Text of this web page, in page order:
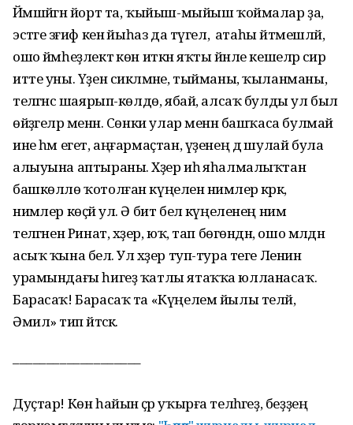
Йәмшәйгән йорт та, ҡыйыш-мыйыш ҡоймалар ҙа,
эстәге зәғиф кенә йыһаз да түгел, ә атаһы әйтмешләй,
ошо йәмһеҙлектә көн иткән яҡты йәнле кешеләр әсир
итте уны. Үҙен сикләмәне, тыйманы, ҡыланманы,
теләгәнсә шаярып-көлдө, ябай, алсаҡ булды ул был
өйҙәгеләр менән. Сөнки улар менән башҡаса булмай
ине һәм егет, аңғармаҫтан, үҙенең дә шулай була
алыуына аптыраны. Хәҙер иһә яһалмалыҡтан
башкөллө ҡотолған күңеленә нимәлер кәрәк,
нимәлер көҫәй ул. Ә бит белә күңеленең нимә
теләгәнен Ринат, хәҙер, юҡ, тап бөгөндән, ошо мәлдән
асыҡ ҡына белә. Ул хәҙер туп-тура теге Ленин
урамындағы һигеҙ ҡатлы ятаҡҡа юлланасаҡ.
Барасаҡ! Барасаҡ та «Күңелем йылы теләй,
Әмилә» тип әйтәсәк.
–––––––––––––––––––
Дуҫтар! Көн һайын әҫәр уҡырға теләһәгеҙ, беҙҙең